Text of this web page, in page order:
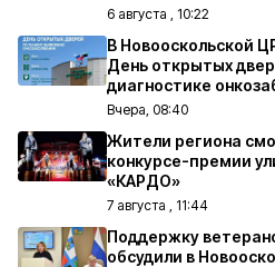
6 августа , 10:22
В Новооскольской
День открытых
диагностике
Вчера, 08:40
Жители региона
конкурсе-премии
«КАРДО»
7 августа , 11:44
Поддержку
обсудили в